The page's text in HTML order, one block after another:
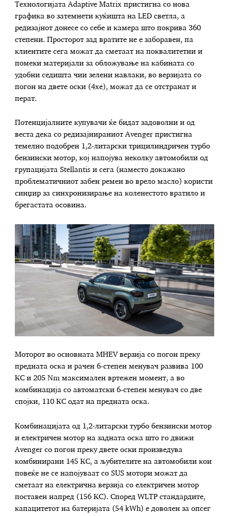
Технологијата Adaptive Matrix пристигна со нова
графика во затемнети куќишта на LED светла, а
редизајнот донесе со себе и камера што покрива 360
степени. Просторот зад вратите не е заборавен, па
клиентите сега можат да сметаат на поквалитетни и
помеки материјали за обложување на кабината со
удобни седишта чии зелени навлаки, во верзијата со
погон на двете оски (4xe), можат да се отстранат и
перат.
Потенцијалните купувачи ќе бидат задоволни и од
веста дека со редизајнираниот Avenger пристигна
темелно подобрен 1,2-литарски трицилиндричен турбо
бензински мотор, кој напојува неколку автомобили од
групацијата Stellantis и сега (наместо докажано
проблематичниот забен ремен во врело масло) користи
синџир за синхронизирање на коленестото вратило и
брегастата осовина.
Моторот во основната MHEV верзија со погон преку
предната оска и рачен 6-степен менувач развива 100
КС и 205 Nm максимален вртежен момент, а во
комбинација со автоматски 6-степен менувач со две
спојки, 110 КС одат на предната оска.
Комбинацијата од 1,2-литарски турбо бензински мотор
и електричен мотор на задната оска што го движи
Avenger со погон преку двете оски произведува
комбинирани 145 КС, а љубителите на автомобили кои
повеќе не се напојуваат со SUS мотори можат да
сметаат на електрична верзија со електричен мотор
поставен напред (156 КС). Според WLTP стандардите,
капацитетот на батеријата (54 kWh) е доволен за опсег